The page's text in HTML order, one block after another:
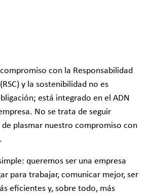
con la Responsabilidad
y la sostenibilidad no es
está integrado en el ADN
No se trata de seguir
plasmar nuestro compromiso con
queremos ser una empresa
para trabajar, comunicar mejor, ser
eficientes y, sobre todo, más